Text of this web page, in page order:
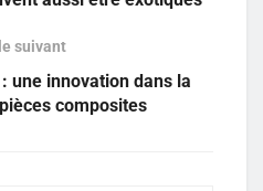
suivant
une innovation dans la
composites